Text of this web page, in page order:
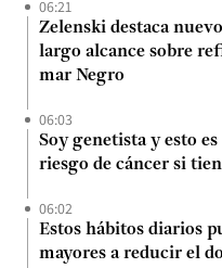
06:21
Zelenski destaca
largo alcance sobre
mar Negro
06:03
Soy genetista y esto
riesgo de cáncer si
06:02
Estos hábitos diarios
mayores a reducir el